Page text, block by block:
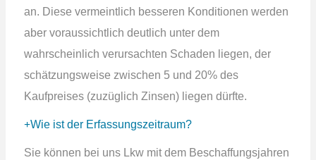
an. Diese vermeintlich besseren Konditionen werden
aber voraussichtlich deutlich unter dem
wahrscheinlich verursachten Schaden liegen, der
schätzungsweise zwischen 5 und 20% des
Kaufpreises (zuzüglich Zinsen) liegen dürfte.
Wie ist der Erfassungszeitraum?
Sie können bei uns Lkw mit dem Beschaffungsjahren